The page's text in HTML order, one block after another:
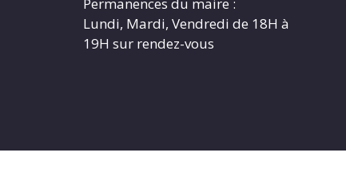
Permanences du maire :
Lundi, Mardi, Vendredi de 18H à
19H sur rendez-vous